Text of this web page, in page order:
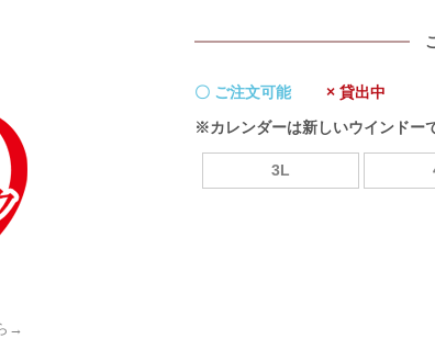
→
〇 ご注文可能
× 貸出中
※カレンダーは新しいウインドー
3L